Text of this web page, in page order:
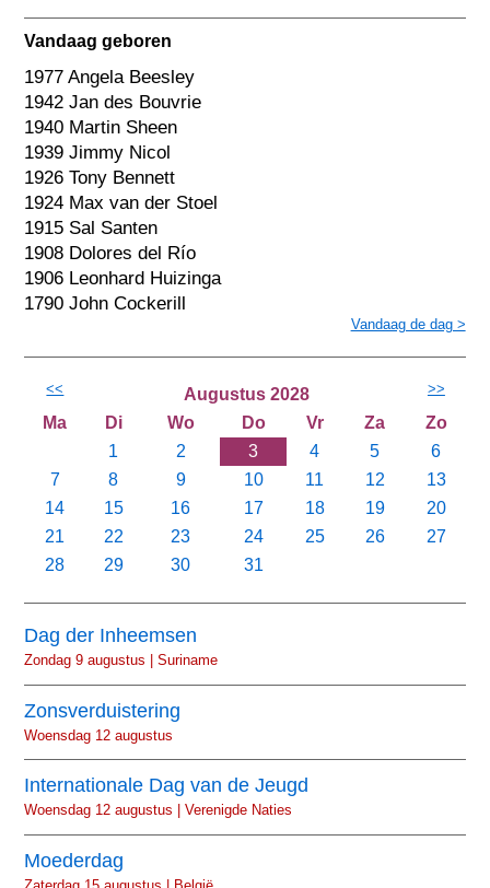
Vandaag geboren
1977 Angela Beesley
1942 Jan des Bouvrie
1940 Martin Sheen
1939 Jimmy Nicol
1926 Tony Bennett
1924 Max van der Stoel
1915 Sal Santen
1908 Dolores del Río
1906 Leonhard Huizinga
1790 John Cockerill
Vandaag de dag >
<< Augustus 2028 >>
Ma Di Wo Do Vr Za
Zo
1
2 3 4 5
6
7
8 9 10 11 12
13
14
15 16 17 18 19
20
21
22 23 24 25 26
27
28
29 30 31
Dag der Inheemsen
Zondag 9 augustus | Suriname
Zonsverduistering
Woensdag 12 augustus
Internationale Dag van de Jeugd
Woensdag 12 augustus | Verenigde Naties
Moederdag